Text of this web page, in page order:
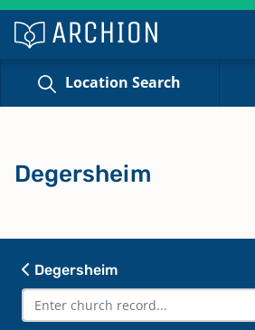
Location Search
Degersheim
Degersheim